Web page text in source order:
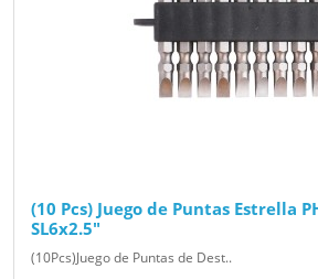
(10 Pcs) Juego de Puntas Estrella
SL6x2.5"
(10Pcs)Juego de Puntas de Dest..